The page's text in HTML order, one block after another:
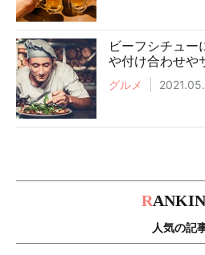
ビーフシチュ
や付け合わせや
グルメ
R
人気の記